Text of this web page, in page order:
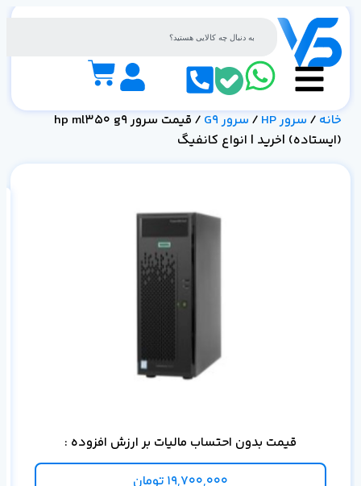
خانه / سرور HP / سرور G9
/ قیمت سرور hp ml350 g9
(ایستاده) |خرید | انواع کانفیگ
قیمت بدون احتساب مالیات بر ارزش افزوده :
19,700,000 تومان